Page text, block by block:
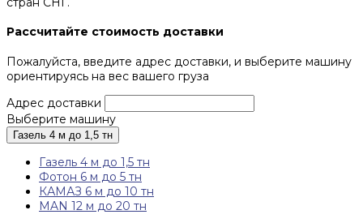
Рассчитайте стоимость доставки
Пожалуйста, введите адрес доставки, и выберите машину
ориентируясь на вес вашего груза
Адрес доставки
Выберите машину
Газель 4 м до 1,5 тн
Газель 4 м до 1,5 тн
Фотон 6 м до 5 тн
КАМАЗ 6 м до 10 тн
MAN 12 м до 20 тн